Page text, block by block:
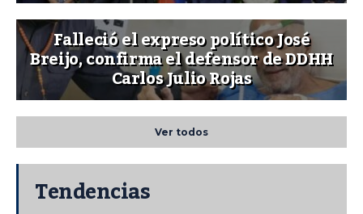
Falleció el expreso político José
Breijo, confirma el defensor de DDHH
Carlos Julio Rojas
Ver todos
Tendencias